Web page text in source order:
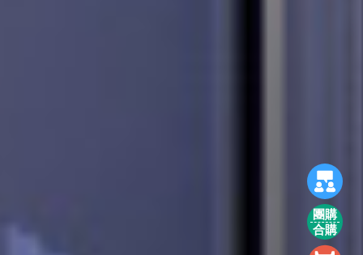
團購
合購